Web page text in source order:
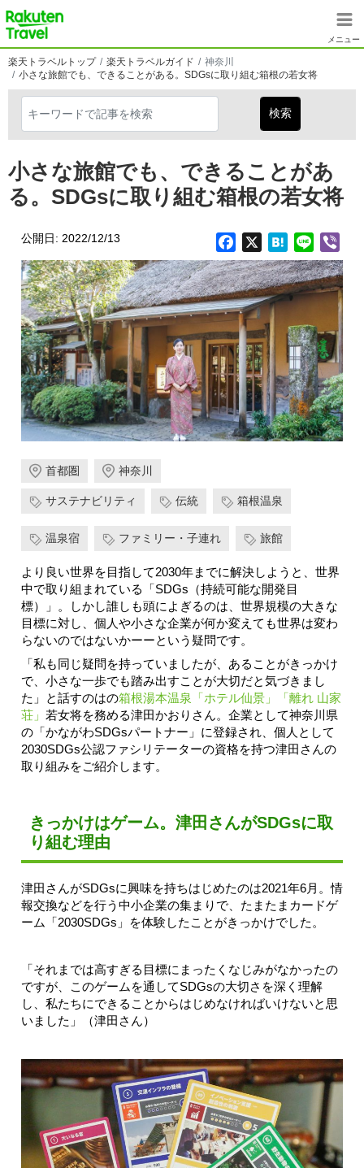
メニュー
楽天トラベルトップ 楽天トラベルガイド
神奈川
小さな旅館でも、できることがある。SDGsに取り組む箱根の若女将
小さな旅館でも、できることがあ
る。SDGsに取り組む箱根の若女将
公開日: 2022/12/13 Facebook HatenaLine
首都圏 神奈川
サステナビリティ 伝統 箱根温泉
温泉宿 ファミリー・子連れ 旅館
より良い世界を目指して2030年までに解決しようと、世界
中で取り組まれている「SDGs（持続可能な開発目
標）」。しかし誰しも頭によぎるのは、世界規模の大きな
目標に対し、個人や小さな企業が何か変えても世界は変わ
らないのではないかーーという疑問です。
「私も同じ疑問を持っていましたが、あることがきっかけ
で、小さな一歩でも踏み出すことが大切だと気づきまし
た」と話すのはの箱根湯本温泉「ホテル仙景」
「離れ 山家
荘」 若女将を務める津田かおりさん。企業として神奈川県
の「かながわSDGsパートナー」に登録され、個人として
2030SDGs公認ファシリテーターの資格を持つ津田さんの
取り組みをご紹介します。
きっかけはゲーム。津田さんがSDGsに取
り組む理由
津田さんがSDGsに興味を持ちはじめたのは2021年6月。情
報交換などを行う中小企業の集まりで、たまたまカードゲ
ーム「2030SDGs」を体験したことがきっかけでした。
「それまでは高すぎる目標にまったくなじみがなかったの
ですが、このゲームを通してSDGsの大切さを深く理解
し、私たちにできることからはじめなければいけないと思
いました」（津田さん）